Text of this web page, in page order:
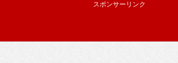
スポンサーリンク